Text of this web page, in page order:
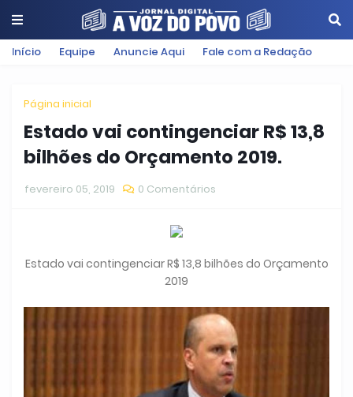
Início Equipe Anuncie Aqui Fale com a Redação
Página inicial
Estado vai contingenciar R$ 13,8
bilhões do Orçamento 2019.
fevereiro 05, 2019 0 Comentários
Estado vai contingenciar R$ 13,8 bilhões do Orçamento
2019